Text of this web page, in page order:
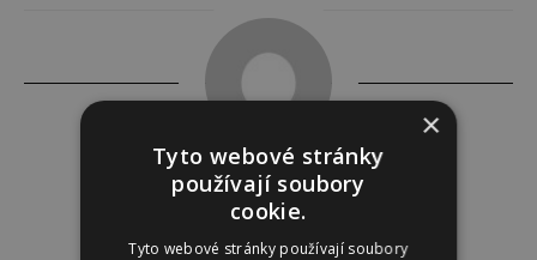
Tereza Lindauerová
×
Tyto webové stránky
používají soubory
cookie.
Tyto webové stránky používají soubory